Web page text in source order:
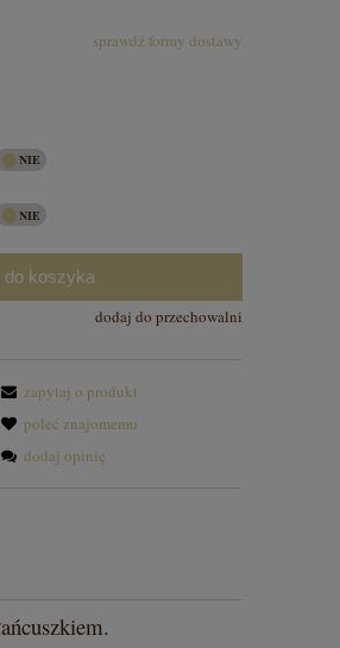
sprawdź formy dostawy
do koszyka
dodaj do przechowalni
zapytaj o produkt
poleć znajomemu
dodaj opinię